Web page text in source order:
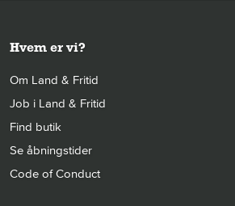
Hvem er vi?
Om Land & Fritid
Job i Land & Fritid
Find butik
Se åbningstider
Code of Conduct